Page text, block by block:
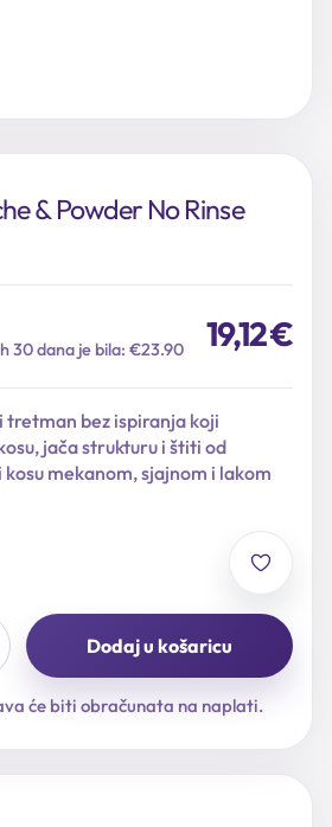
& Powder No Rinse
30 dana je bila: €23.90 19,12€
bez ispiranja koji
jača strukturu i štiti od
mekanom, sjajnom i lakom
Dodaj u košaricu
će biti obračunata na naplati.